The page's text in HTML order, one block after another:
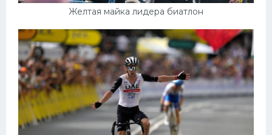
Желтая майка лидера биатлон